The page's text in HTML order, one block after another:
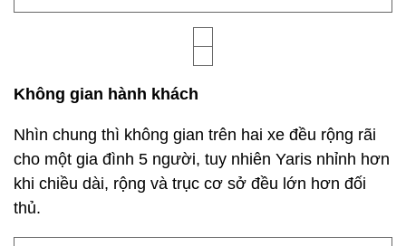
Không gian hành khách
Nhìn chung thì không gian trên hai xe đều rộng rãi
cho một gia đình 5 người, tuy nhiên Yaris nhỉnh hơn
khi chiều dài, rộng và trục cơ sở đều lớn hơn đối
thủ.